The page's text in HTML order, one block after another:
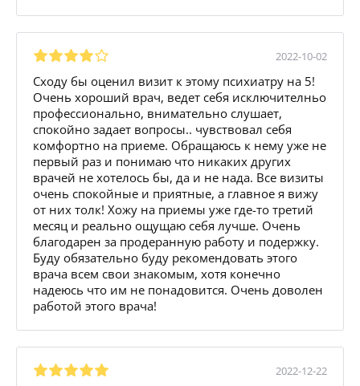
2022-10-02
Сходу бы оценил визит к этому психиатру на 5!
Очень хороший врач, ведет себя исключителньо
профессионально, внимательно слушает,
спокойно задает вопросы.. чувствовал себя
комфортно на приеме. Обращаюсь к нему уже не
первый раз и понимаю что никаких других
врачей не хотелось бы, да и не нада. Все визиты
очень спокойные и приятные, а главное я вижу
от них толк! Хожу на приемы уже где-то третий
месяц и реально ощущаю себя лучше. Очень
благодарен за продеранную работу и подержку.
Буду обязательно буду рекомендовать этого
врача всем свои знакомым, хотя конечно
надеюсь что им не понадовится. Очень доволен
работой этого врача!
2022-12-22